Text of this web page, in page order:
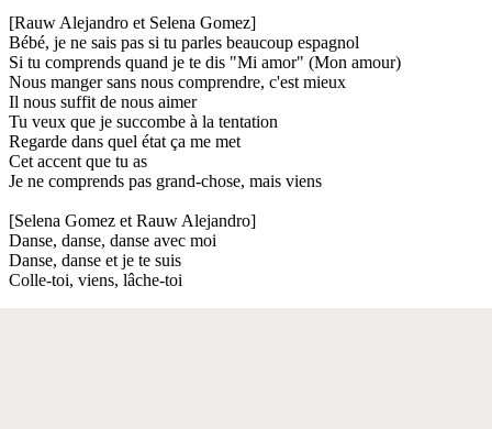
[Rauw Alejandro et Selena Gomez]
Bébé, je ne sais pas si tu parles beaucoup espagnol
Si tu comprends quand je te dis "Mi amor" (Mon amour)
Nous manger sans nous comprendre, c'est mieux
Il nous suffit de nous aimer
Tu veux que je succombe à la tentation
Regarde dans quel état ça me met
Cet accent que tu as
Je ne comprends pas grand-chose, mais viens
[Selena Gomez et Rauw Alejandro]
Danse, danse, danse avec moi
Danse, danse et je te suis
Colle-toi, viens, lâche-toi